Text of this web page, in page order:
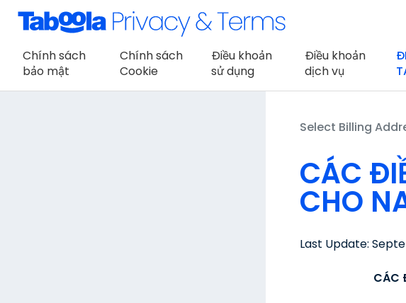
Chính sách
bảo mật
Chính sách
Cookie
Điều khoản
sử dụng
Điều khoản
dịch vụ
Select Billing
CÁC
CHO
Last Update:
CÁC